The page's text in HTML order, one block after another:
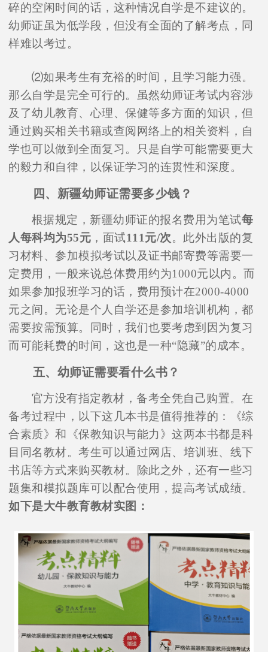
碎的空闲时间的话，这种情况自学是不建议的。
幼师证虽为低学段，但没有全面的了解考点，同
样难以考过。
⑵如果考生有充裕的时间，且学习能力强。
那么自学是完全可行的。虽然幼师证考试内容涉
及了幼儿教育、心理、保健等多方面的知识，但
通过购买相关书籍或查阅网络上的相关资料，自
学也可以做到全面复习。只是自学可能需要更大
的毅力和自律，以保证学习的连贯性和深度。
四、新疆幼师证需要多少钱？
根据规定，新疆幼师证的报名费用为笔试每
人每科均为55元 ，面试111元/次。此外出版的复
习材料、参加模拟考试以及证书邮寄费等需要一
定费用，一般来说总体费用约为1000元以内。而
如果参加报班学习的话，费用预计在2000-4000
元之间。无论是个人自学还是参加培训机构，都
需要按需预算。同时，我们也要考虑到因为复习
而可能耗费的时间，这也是一种“隐藏”的成本。
五、幼师证需要看什么书？
官方没有指定教材，备考全凭自己购置。在
备考过程中，以下这几本书是值得推荐的：《综
合素质》和《保教知识与能力》这两本书都是科
目同名教材。考生可以通过网店、培训班、线下
书店等方式来购买教材。除此之外，还有一些习
题集和模拟题库可以配合使用，提高考试成绩。
如下是大牛教育教材实图：